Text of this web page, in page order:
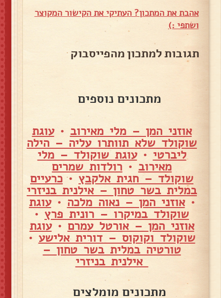
אהבת את המתכון? העתיקי את הקישור המקוצר
ושתפי :)
תגובות למתכון מהפייסבוק
מתכונים נוספים
אוזני המן – מלי מאירוב •עוגת
שוקולד שלא תוותרו עליה – הילה
ליברטי •עוגת שוקולד – מלי
מאירוב • רולדות שמרים
שוקולד – חגית אלקבץ • כרעיים
במלית בשר טחון – אילנית בניזרי
•אוזני המן – נאוה מלכה •עוגת
שוקולד במיקרו – רונית פרץ •
אוזני המן – אורטל עמרם •עוגת
שוקולד וקוקוס – דורית אלישע •
טורטיה במלית בשר טחון –
אילנית בניזרי
מתכונים מומלצים